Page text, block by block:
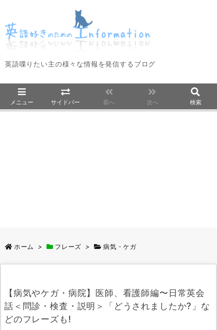
英語喋りたい主の様々な情報を発信するブログ
メニュー サイドバー 前へ 次へ 検索
ホーム > フレーズ > 病気・ケガ
【病気やケガ・病院】医師、看護師編〜日常英会
話＜問診・検査・説明＞「どうされましたか?」な
どのフレーズも!